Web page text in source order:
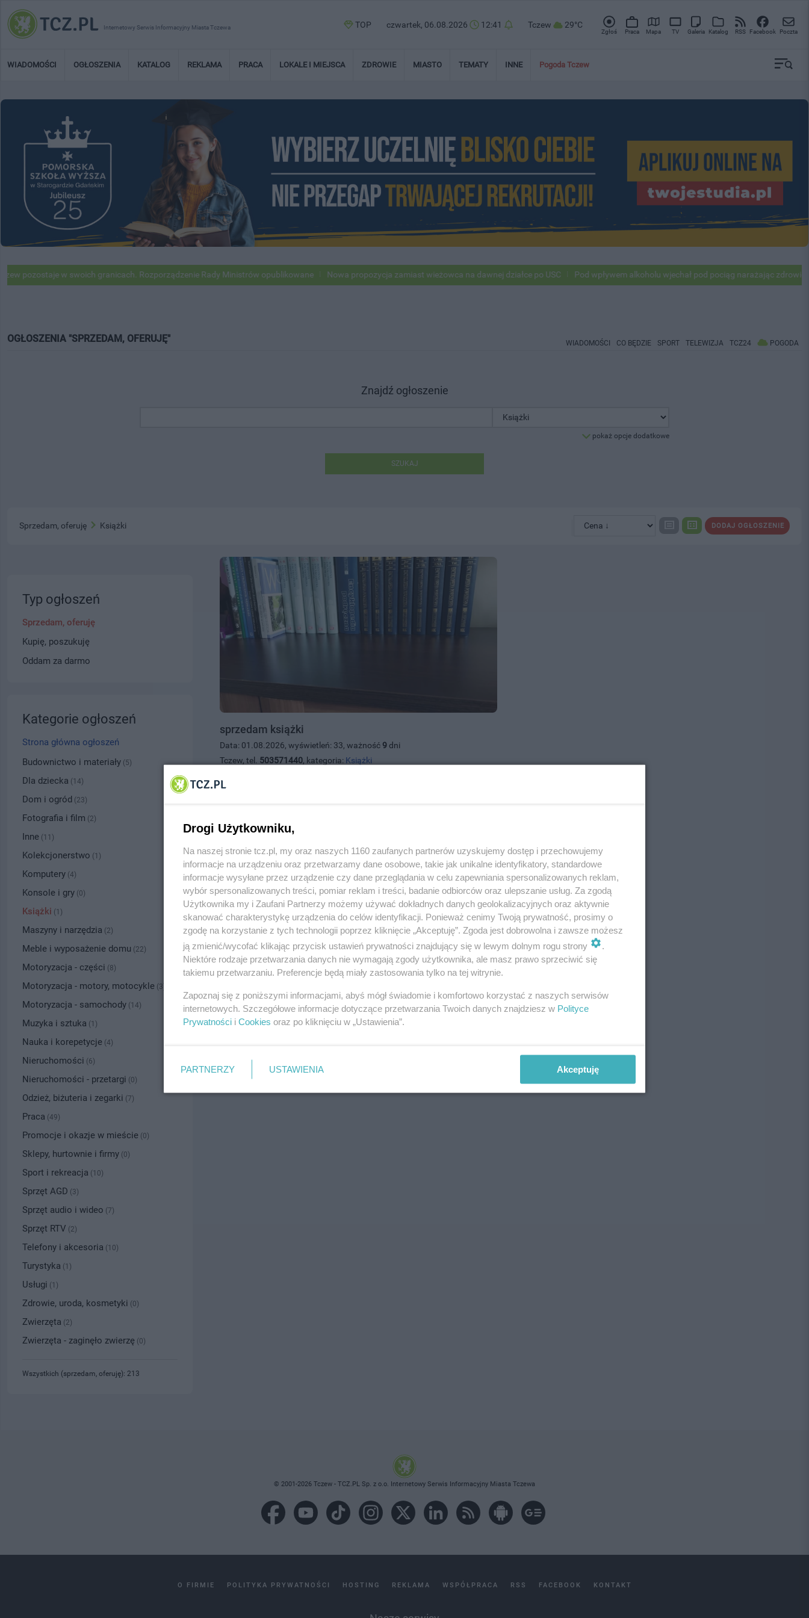
Internetowy Serwis Informacyjny Miasta Tczewa TOP czwartek, 06.08.2026 12:41 Tczew 29°C
Zgłoś Praca Mapa TV Galeria Katalog RSS Facebook Poczta
WIADOMOŚCI OGŁOSZENIA KATALOG REKLAMA PRACA LOKALE I MIEJSCA ZDROWIE MIASTO TEMATY INNE Pogoda Tczew
w swoich granicach. Rozporządzenie Rady Ministrów opublikowane Nowa propozycja zamiast wieżowca na dawnej działce po USC Pod wpływem alkoholu wjechał pod pociąg narażając zdrowie i
OGŁOSZENIA "SPRZEDAM, OFERUJĘ" WIADOMOŚCI CO BĘDZIE SPORT TELEWIZJA TCZ24 POGODA
Znajdź ogłoszenie
pokaż opcje dodatkowe
SZUKAJ
DODAJ OGŁOSZENIE
Sprzedam, oferuję Książki
sprzedam książki
Data: 01.08.2026, wyświetleń: 33, ważność 9dni
Tczew, tel. 503571440, kategoria: Książki
strona 1 z1
Typ ogłoszeń
Sprzedam, oferuję
Kupię, poszukuję
Oddam za darmo
Kategorie ogłoszeń
Strona główna ogłoszeń
Budownictwo i materiały (5)
Dla dziecka (14)
Dom i ogród (23)
Fotografia i film (2)
Inne (11)
Kolekcjonerstwo (1)
Komputery (4)
Konsole i gry (0)
Książki (1)
Maszyny i narzędzia (2)
Meble i wyposażenie domu (22)
Motoryzacja - części (8)
Motoryzacja - motory, motocykle (3)
Motoryzacja - samochody (14)
Muzyka i sztuka (1)
Nauka i korepetycje (4)
Nieruchomości (6)
Nieruchomości - przetargi (0)
Odzież, biżuteria i zegarki (7)
Praca (49)
Promocje i okazje w mieście (0)
Sklepy, hurtownie i firmy (0)
Sport i rekreacja (10)
Sprzęt AGD (3)
Sprzęt audio i wideo (7)
Sprzęt RTV (2)
Telefony i akcesoria (10)
Turystyka (1)
Usługi (1)
Zdrowie, uroda, kosmetyki (0)
Zwierzęta (2)
Zwierzęta - zaginęło zwierzę (0)
Wszystkich (sprzedam, oferuję): 213
© 2001-2026 Tczew - TCZ.PL Sp. z o.o. Internetowy Serwis Informacyjny Miasta Tczewa
O FIRMIE POLITYKA PRYWATNOŚCI HOSTING REKLAMA WSPÓŁPRACA RSS FACEBOOK KONTAKT
Drogi Użytkowniku,
Na naszej stronie tcz.pl, my oraz naszych 1160 zaufanych partnerów uzyskujemy dostęp i przechowujemy
informacje na urządzeniu oraz przetwarzamy dane osobowe, takie jak unikalne identyfikatory, standardowe
informacje wysyłane przez urządzenie czy dane przeglądania w celu zapewniania spersonalizowanych reklam,
wybór spersonalizowanych treści, pomiar reklam i treści, badanie odbiorców oraz ulepszanie usług. Za zgodą
Użytkownika my i Zaufani Partnerzy możemy używać dokładnych danych geolokalizacyjnych oraz aktywnie
skanować charakterystykę urządzenia do celów identyfikacji. Ponieważ cenimy Twoją prywatność, prosimy o
zgodę na korzystanie z tych technologii poprzez kliknięcie „Akceptuję”. Zgoda jest dobrowolna i zawsze możesz
ją zmienić/wycofać klikając przycisk ustawień prywatności znajdujący się w lewym dolnym rogu strony
Niektóre rodzaje przetwarzania danych nie wymagają zgody użytkownika, ale masz prawo sprzeciwić się
takiemu przetwarzaniu. Preferencje będą miały zastosowania tylko na tej witrynie.
Zapoznaj się z poniższymi informacjami, abyś mógł świadomie i komfortowo korzystać z naszych serwisów
internetowych. Szczegółowe informacje dotyczące przetwarzania Twoich danych znajdziesz w Polityce
Prywatności i Cookies oraz po kliknięciu w „Ustawienia”.
PARTNERZY USTAWIENIA Akceptuję